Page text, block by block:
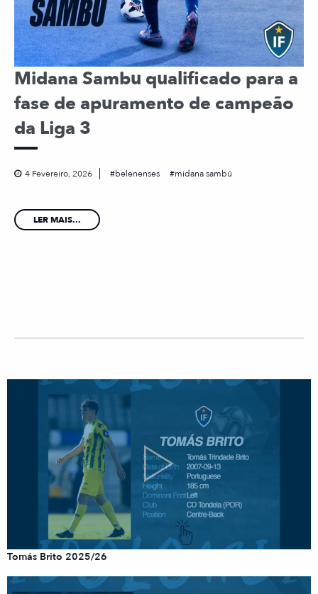
Midana Sambu qualificado para a
fase de apuramento de campeão
da Liga 3
4 Fevereiro, 2026 belenenses midana sambú
LER MAIS...
Tomás Brito 2025/26